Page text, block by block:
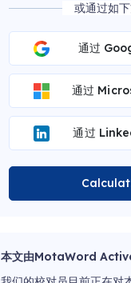
或通过如
通过
通过
通过
本文由MotaWord Active